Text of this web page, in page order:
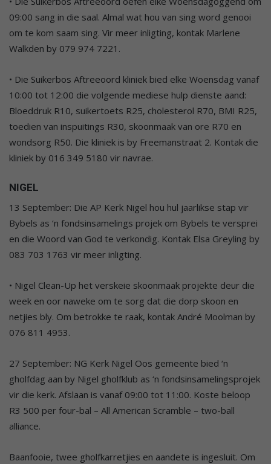
09:00 sang in die saal. Almal wat hou van sing word genooi
om te kom saam sing. Vir meer inligting, kontak Marlene
Walkden by 079 974 7221.
• Die Suikerbos Aftreeoord kliniek bied elke Woensdag vanaf
10:00 tot 12:00 die volgende mediese hulp dienste aand:
Bloeddruk R10, suikertoets R25, cholesterol R70, BMI R25,
toedien van inspuitings R30, skoonmaak van ore R70 en
wondsorg R50. Die kliniek is by Freemanstraat 2. Kontak die
kliniek by 016 349 5180 vir navrae.
NIGEL
13 September: Die AP Kerk Nigel hou hul jaarlikse stap vir
Bybels as ‘n fondsinsamelings projek om Bybels te versprei
en die Woord van God te verkondig. Kontak Elsa Greyling by
083 703 1763 vir meer inligting.
• Nigel Clean-Up het verskeie skoonmaak projekte deur die
week en oor naweke om te sorg dat die dorp skoon en
netjies bly. Om betrokke te raak, kontak André Moolman by
076 811 4953.
27 September: NG Kerk Nigel Oos gemeente bied ‘n
gholfdag aan by Nigel gholfklub as ‘n fondsinsamelingsprojek
vir die kerk. Afslaan is vanaf 09:00 tot 11:00. Koste beloop
R3 500 per four-bal – All American Scramble – two-ball
alliance.
Baanfooie, twee gholfkarretjies en aandete is ingesluit. Om